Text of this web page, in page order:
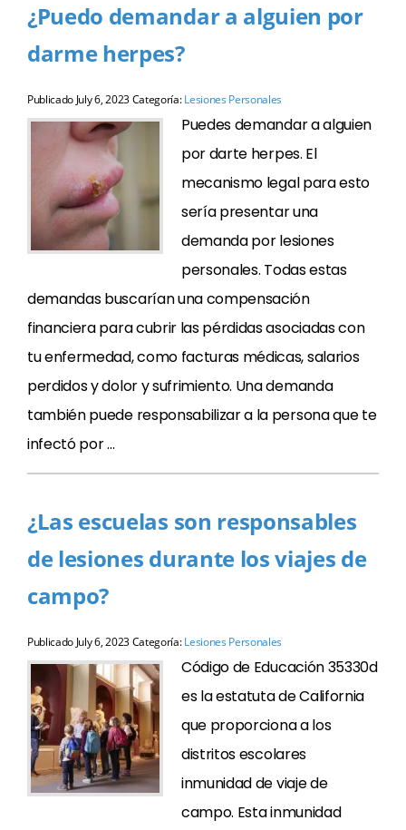
¿Puedo demandar a alguien por
darme herpes?
Publicado July 6, 2023Categoría:Lesiones Personales
Puedes demandar a alguien
por darte herpes. El
mecanismo legal para esto
sería presentar una
demanda por lesiones
personales. Todas estas
demandas buscarían una compensación
financiera para cubrir las pérdidas asociadas con
tu enfermedad, como facturas médicas, salarios
perdidos y dolor y sufrimiento. Una demanda
también puede responsabilizar a la persona que te
infectó por …
¿Las escuelas son responsables
de lesiones durante los viajes de
campo?
Publicado July 6, 2023Categoría:Lesiones Personales
Código de Educación 35330d
es la estatuta de California
que proporciona a los
distritos escolares
inmunidad de viaje de
campo. Esta inmunidad